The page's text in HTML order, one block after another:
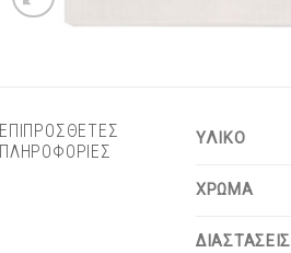
ΕΠΙΠΡΟΣΘΕΤΕΣ
ΠΛΗΡΟΦΟΡΙΕΣ
ΥΛΙΚΟ
ΧΡΩΜΑ
ΔΙΑΣΤΑΣΕΙΣ